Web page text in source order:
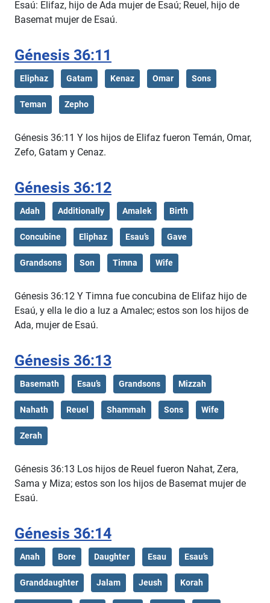
Esaú: Elifaz, hijo de Ada mujer de Esaú; Reuel, hijo de
Basemat mujer de Esaú.
Génesis 36:11
Eliphaz Gatam Kenaz Omar Sons
Teman Zepho
Génesis 36:11 Y los hijos de Elifaz fueron Temán, Omar,
Zefo, Gatam y Cenaz.
Génesis 36:12
Adah Additionally Amalek Birth
Concubine Eliphaz Esau’s Gave
Grandsons Son Timna Wife
Génesis 36:12 Y Timna fue concubina de Elifaz hijo de
Esaú, y ella le dio a luz a Amalec; estos son los hijos de
Ada, mujer de Esaú.
Génesis 36:13
Basemath Esau’s Grandsons Mizzah
Nahath Reuel Shammah Sons Wife
Zerah
Génesis 36:13 Los hijos de Reuel fueron Nahat, Zera,
Sama y Miza; estos son los hijos de Basemat mujer de
Esaú.
Génesis 36:14
Anah Bore Daughter Esau Esau’s
Granddaughter Jalam Jeush Korah